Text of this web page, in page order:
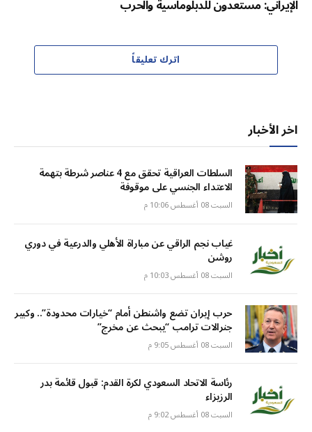
الإيراني: مستعدون للدبلوماسية والحرب
اترك تعليقاً
اخر الأخبار
السلطات العراقية تحقق مع 4 عناصر شرطة بتهمة
الاعتداء الجنسي على موقوفة
السبت 08 أغسطس 10:06 م
غياب نجم الراقي عن مباراة الأهلي والدرعية في دوري
روشن
السبت 08 أغسطس 10:03 م
حرب إيران تضع واشنطن أمام “خيارات محدودة”.. وكبير
جنرالات ترامب “يبحث عن مخرج”
السبت 08 أغسطس 9:05 م
رئاسة الاتحاد السعودي لكرة القدم: قبول قائمة بدر
الرزيزاء
السبت 08 أغسطس 9:02 م